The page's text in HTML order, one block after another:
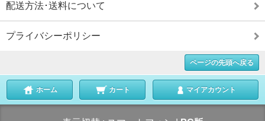
配送方法･送料について
プライバシーポリシー
ページの先頭へ戻る
ホーム カート マイアカウント